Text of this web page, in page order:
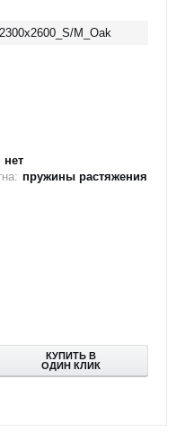
M_Oak
нет
пружины растяжения
КУПИТЬ В
ОДИН КЛИК